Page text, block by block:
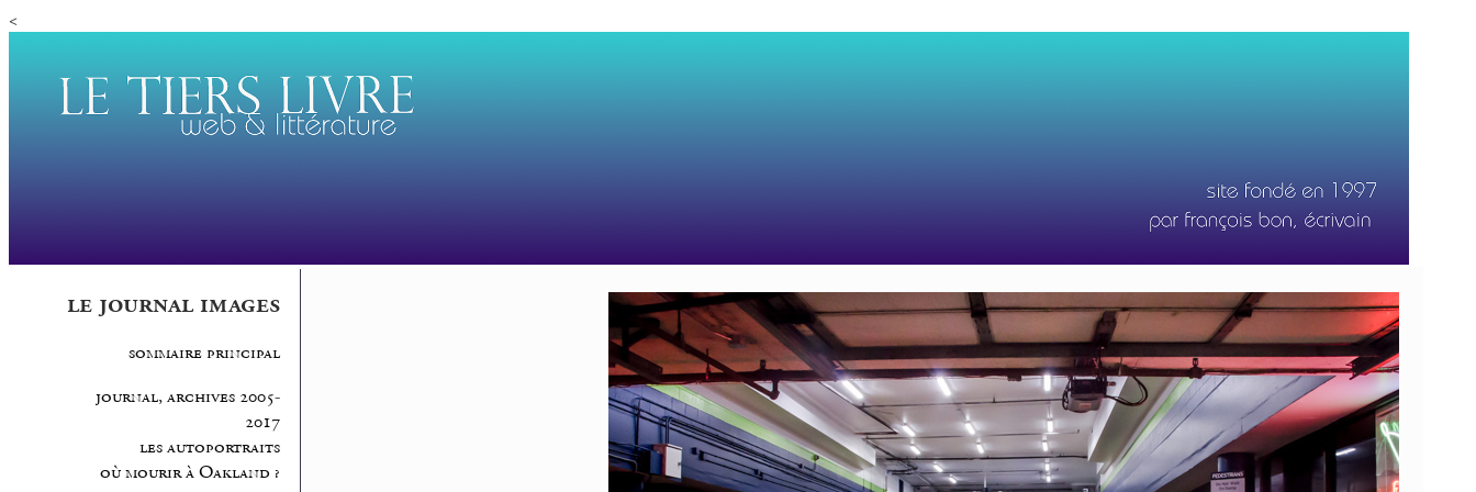
<
le journal images
sommaire principal
journal, archives 2005-
2017
les autoportraits
où mourir à Oakland ?